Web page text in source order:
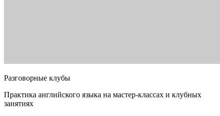
Разговорные клубы
Практика английского языка на мастер-классах и клубных
занятиях